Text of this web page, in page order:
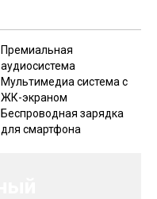
Премиальная
аудиосистема
Мультимедиа система с
ЖК-экраном
Беспроводная зарядка
для смартфона